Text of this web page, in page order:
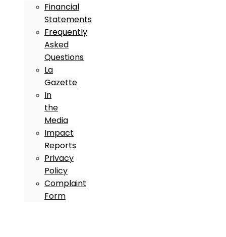
Financial
Statements
Frequently
Asked
Questions
La
Gazette
In
the
Media
Impact
Reports
Privacy
Policy
Complaint
Form